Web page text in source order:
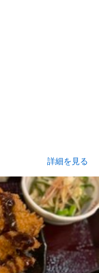
詳細を見る